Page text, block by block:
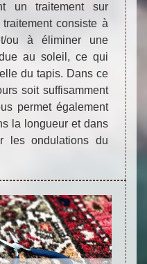
un traitement sur
consiste à
ou à éliminer une
au soleil, ce qui
du tapis. Dans ce
soit suffisamment
permet également
la longueur et dans
les ondulations du